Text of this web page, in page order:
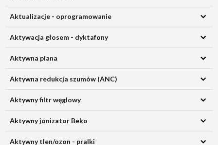
Aktualizacje - oprogramowanie
Aktywacja głosem - dyktafony
Aktywna piana
Aktywna redukcja szumów (ANC)
Aktywny filtr węglowy
Aktywny jonizator Beko
Aktywny tlen/ozon - pralki